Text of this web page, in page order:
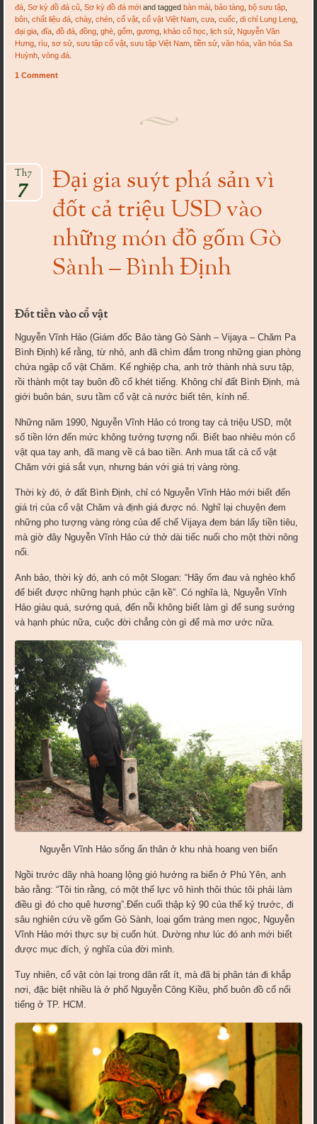
đá ,Sơ kỳ đồ đá cũ ,Sơ kỳ đồ đá mới and taggedbàn mài ,bảo tàng ,bộ sưu tập
bôn ,chất liệu đá ,chày,chén ,cổ vật ,cổ vật Việt Nam ,cưa ,cuốc ,di chỉ Lung Leng
đại gia ,đĩa ,đồ đá ,đồng ,ghè ,gốm ,gương ,khảo cổ học ,lịch sử Nguyễn Văn
Hưng ,rìu ,sơ sử ,sưu tập cổ vật ,sưu tập Việt Nam ,tiền sử ,văn hóa ,văn hóa Sa
Huỳnh ,vòng đá
1 Comment
Đại gia suýt phá sản vì
đốt cả triệu USD vào
những món đồ gốm Gò
Sành – Bình Định
Th7
7
Đốt tiền vào cổ vật
Nguyễn Vĩnh Hảo (Giám đốc Bảo tàng Gò Sành – Vijaya – Chăm Pa
Bình Định) kể rằng, từ nhỏ, anh đã chìm đắm trong những gian phòng
chứa ngập cổ vật Chăm. Kế nghiệp cha, anh trở thành nhà sưu tập,
rồi thành một tay buôn đồ cổ khét tiếng. Không chỉ đất Bình Định, mà
giới buôn bán, sưu tầm cổ vật cả nước biết tên, kính nể.
Những năm 1990, Nguyễn Vĩnh Hảo có trong tay cả triệu USD, một
số tiền lớn đến mức không tưởng tượng nổi. Biết bao nhiêu món cổ
vật qua tay anh, đã mang về cả bao tiền. Anh mua tất cả cổ vật
Chăm với giá sắt vụn, nhưng bán với giá trị vàng ròng.
Thời kỳ đó, ở đất Bình Định, chỉ có Nguyễn Vĩnh Hảo mới biết đến
giá trị của cổ vật Chăm và định giá được nó. Nghĩ lại chuyện đem
những pho tượng vàng ròng của đế chế Vijaya đem bán lấy tiền tiêu,
mà giờ đây Nguyễn Vĩnh Hảo cứ thở dài tiếc nuối cho một thời nông
nổi.
Anh bảo, thời kỳ đó, anh có một Slogan: “Hãy ốm đau và nghèo khổ
để biết được những hạnh phúc cận kề”. Có nghĩa là, Nguyễn Vĩnh
Hảo giàu quá, sướng quá, đến nỗi không biết làm gì để sung sướng
và hạnh phúc nữa, cuộc đời chẳng còn gì để mà mơ ước nữa.
Nguyễn Vĩnh Hảo sống ẩn thân ở khu nhà hoang ven biển
Ngồi trước dãy nhà hoang lộng gió hướng ra biển ở Phú Yên, anh
bảo rằng: “Tôi tin rằng, có một thế lực vô hình thôi thúc tôi phải làm
điều gì đó cho quê hương”.Đến cuối thập kỷ 90 của thế kỷ trước, đi
sâu nghiên cứu về gốm Gò Sành, loại gốm tráng men ngọc, Nguyễn
Vĩnh Hảo mới thực sự bị cuốn hút. Dường như lúc đó anh mới biết
được mục đích, ý nghĩa của đời mình.
Tuy nhiên, cổ vật còn lại trong dân rất ít, mà đã bị phân tán đi khắp
nơi, đặc biệt nhiều là ở phố Nguyễn Công Kiều, phố buôn đồ cổ nổi
tiếng ở TP. HCM.